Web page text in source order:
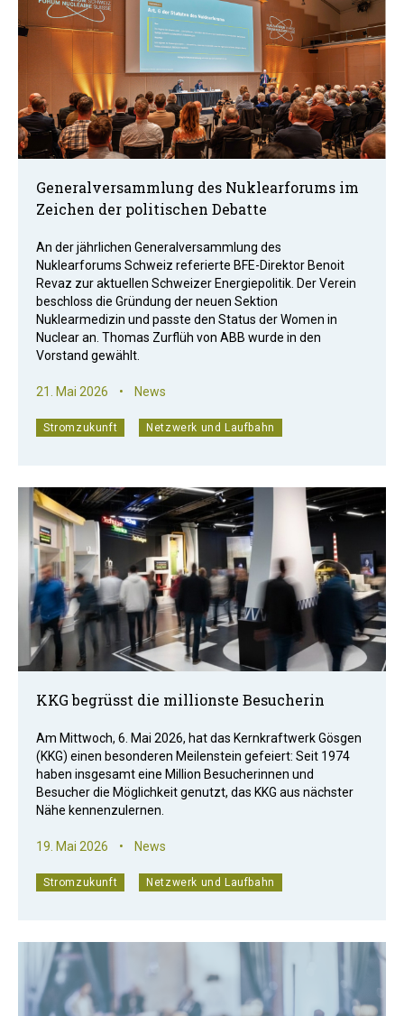
Generalversammlung des Nuklearforums im
Zeichen der politischen Debatte
An der jährlichen Generalversammlung des
Nuklearforums Schweiz referierte BFE-Direktor Benoit
Revaz zur aktuellen Schweizer Energiepolitik. Der Verein
beschloss die Gründung der neuen Sektion
Nuklearmedizin und passte den Status der Women in
Nuclear an. Thomas Zurflüh von ABB wurde in den
Vorstand gewählt.
21. Mai 2026 • News
Stromzukunft Netzwerk und Laufbahn
KKG begrüsst die millionste Besucherin
Am Mittwoch, 6. Mai 2026, hat das Kernkraftwerk Gösgen
(KKG) einen besonderen Meilenstein gefeiert: Seit 1974
haben insgesamt eine Million Besucherinnen und
Besucher die Möglichkeit genutzt, das KKG aus nächster
Nähe kennenzulernen.
19. Mai 2026 • News
Stromzukunft Netzwerk und Laufbahn